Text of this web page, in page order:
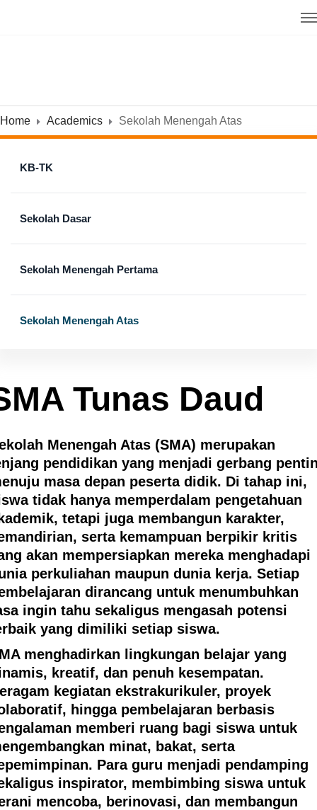
Home Academics Sekolah Menengah Atas
Tunas Daud
Menengah Atas (SMA) merupakan
pendidikan yang menjadi gerbang
masa depan peserta didik. Di tahap ini,
tidak hanya memperdalam pengetahuan
tetapi juga membangun karakter,
serta kemampuan berpikir kritis
akan mempersiapkan mereka menghadapi
perkuliahan maupun dunia kerja. Setiap
dirancang untuk menumbuhkan
ingin tahu sekaligus mengasah potensi
yang dimiliki setiap siswa.
menghadirkan lingkungan belajar yang
kreatif, dan penuh kesempatan.
kegiatan ekstrakurikuler, proyek
hingga pembelajaran berbasis
memberi ruang bagi siswa untuk
minat, bakat, serta
Para guru menjadi pendamping
inspirator, membimbing siswa untuk
mencoba, berinovasi, dan membangun
KB-TK
Sekolah Dasar
Sekolah Menengah Pertama
Sekolah Menengah Atas